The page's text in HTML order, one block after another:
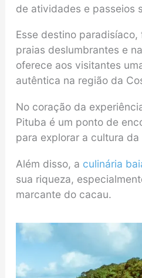
de atividades e passeios
Esse destino paradisíaco,
praias deslumbrantes e
oferece aos visitantes
autêntica na região da
No coração da
Pituba é um ponto de
para explorar a cultura da
Além disso, a culinária
sua riqueza,
marcante do cacau.